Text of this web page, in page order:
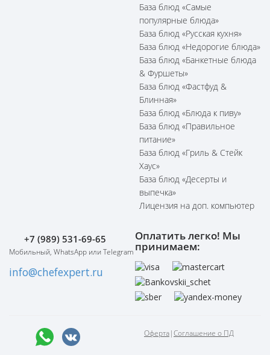
База блюд «Самые
популярные блюда»
База блюд «Русская кухня»
База блюд «Недорогие блюда»
База блюд «Банкетные блюда
& Фуршеты»
База блюд «Фастфуд &
Блинная»
База блюд «Блюда к пиву»
База блюд «Правильное
питание»
База блюд «Гриль & Стейк
Хаус»
База блюд «Десерты и
выпечка»
Лицензия на доп. компьютер
+7 (989) 531-69-65
Мобильный, WhatsApp или Telegram
info@chefexpert.ru
Оплатить легко! Мы
принимаем:
Оферта|Соглашение о ПД